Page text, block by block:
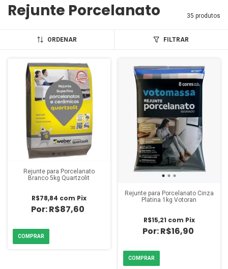
Rejunte Porcelanato 35 produtos
ORDENAR FILTRAR
Rejunte para Porcelanato
Branco 5kg Quartzolit
R$87,60
R$78,84 com Pix
Rejunte para Porcelanato Cinza
Platina 1kg Votoran
R$16,90
R$15,21 com Pix